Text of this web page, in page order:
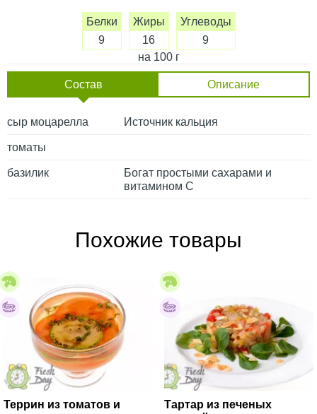
Белки
9
Жиры
16
Углеводы
9
на 100 г
Состав Описание
сыр моцарелла Источник кальция
томаты
базилик
Богат простыми сахарами и
витамином С
Похожие товары
Террин из томатов и
Тартар из печеных